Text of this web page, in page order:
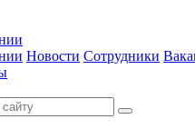
Новости Сотрудники